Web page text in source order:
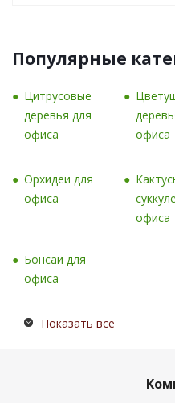
Популярные
Цитрусовые
деревья для
офиса
офиса
Орхидеи для
офиса
офиса
Бонсаи для
офиса
Показать все